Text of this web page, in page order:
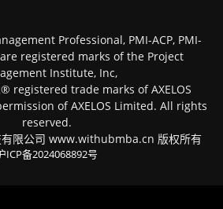
Professional, PMI-ACP, PMI-
are registered marks of the Project
Institute, Inc,
registered trade marks of AXELOS
of AXELOS Limited. All rights
reserved.
有限公司 www.withubmba.cn 版权所有
ICP备2024068892号